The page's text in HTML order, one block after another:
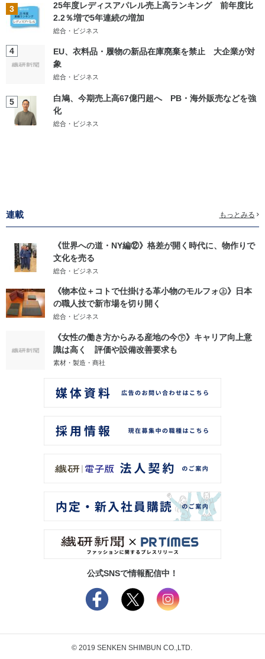
3
25年度レディスアパレル売上高ランキング 前年度比
2.2％増で5年連続の増加
総合・ビジネス
4
EU、衣料品・履物の新品在庫廃棄を禁止 大企業が対
象
総合・ビジネス
5
白鳩、今期売上高67億円超へ PB・海外販売などを強
化
総合・ビジネス
連載 もっとみる
《世界への道・NY編⑫》格差が開く時代に、物作りで
文化を売る
総合・ビジネス
《物本位＋コトで仕掛ける革小物のモルフォ㊤》日本
の職人技で新市場を切り開く
総合・ビジネス
《女性の働き方からみる産地の今㊦》キャリア向上意
識は高く 評価や設備改善要求も
素材・製造・商社
公式SNSで情報配信中！
© 2019 SENKEN SHIMBUN CO.,LTD.